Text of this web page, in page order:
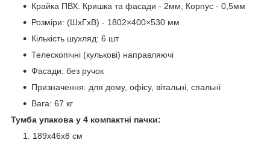
Крайка ПВХ: Кришка та фасади - 2мм, Корпус - 0,5мм
Розміри: (ШхГхВ) - 1802×400×530 мм
Кількість шухляд: 6 шт
Телескопічні (кулькові) направляючі
Фасади: без ручок
Призначення: для дому, офісу, вітальні, спальні
Вага: 67 кг
Тумба упакова у 4 компактні пачки:
189х46х8 см